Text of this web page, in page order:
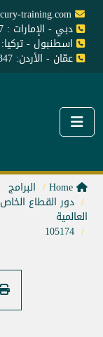
training.com
دبي - الإمارات : 0097144505697
اسطنبول - تركيا: 00905395991206
عمّان - الأردن: 00962797123347
البرامج
دور القطاع
العالمية
105174